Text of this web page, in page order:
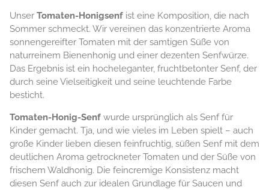
Unser Tomaten-Honigsenf ist eine Komposition, die nach
Sommer schmeckt. Wir vereinen das konzentrierte Aroma
sonnengereifter Tomaten mit der samtigen Süße von
naturreinem Bienenhonig und einer dezenten Senfwürze.
Das Ergebnis ist ein hocheleganter, fruchtbetonter Senf, der
durch seine Vielseitigkeit und seine leuchtende Farbe
besticht.
Tomaten-Honig-Senf wurde ursprünglich als Senf für
Kinder gemacht. Tja, und wie vieles im Leben spielt – auch
große Kinder lieben diesen feinfruchtig, süßen Senf mit dem
deutlichen Aroma getrockneter Tomaten und der Süße von
frischem Waldhonig. Die feincremige Konsistenz macht
diesen Senf auch zur idealen Grundlage für Saucen und